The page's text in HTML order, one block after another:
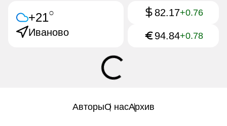
+21○
Иваново
82.17+0.76
94.84+0.78
АвторыО насАрхив